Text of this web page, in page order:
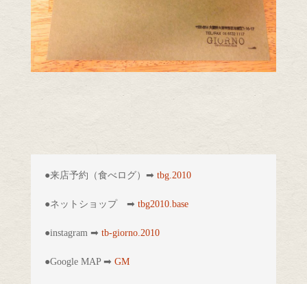
●来店予約（食べログ）➡︎ tbg.2010
●ネットショップ　➡︎ tbg2010.base
●instagram ➡︎ tb-giorno.2010
●Google MAP ➡︎ GM